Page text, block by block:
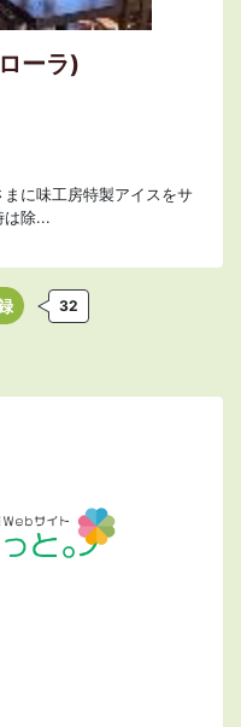
ーラ)
に味工房特製アイスをサ
は除...
32